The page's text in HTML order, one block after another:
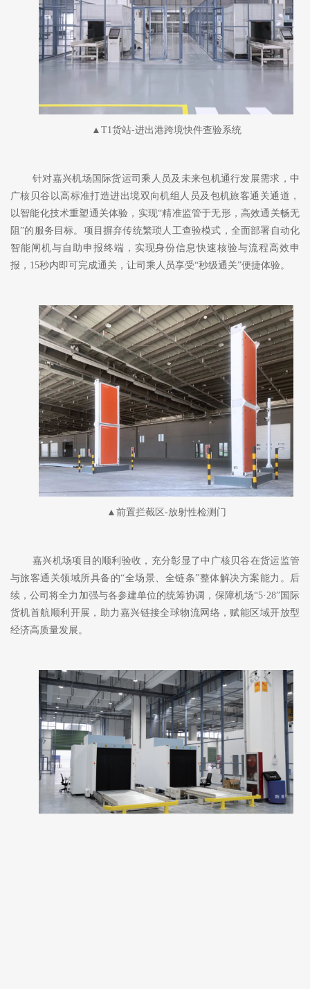
▲T1货站-进出港跨境快件查验系统
针对嘉兴机场国际货运司乘人员及未来包机通行发展需求，中
广核贝谷以高标准打造进出境双向机组人员及包机旅客通关通道，
以智能化技术重塑通关体验，实现“精准监管于无形，高效通关畅无
阻”的服务目标。项目摒弃传统繁琐人工查验模式，全面部署自动化
智能闸机与自助申报终端，实现身份信息快速核验与流程高效申
报，15秒内即可完成通关，让司乘人员享受“秒级通关”便捷体验。
▲前置拦截区-放射性检测门
嘉兴机场项目的顺利验收，充分彰显了中广核贝谷在货运监管
与旅客通关领域所具备的“全场景、全链条”整体解决方案能力。后
续，公司将全力加强与各参建单位的统筹协调，保障机场“5·28”国际
货机首航顺利开展，助力嘉兴链接全球物流网络，赋能区域开放型
经济高质量发展。